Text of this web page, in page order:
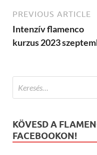
PREVIOUS ARTICLE
Intenzív flamenco
kurzus 2023
KÖVESD A
FACEBOOKON!